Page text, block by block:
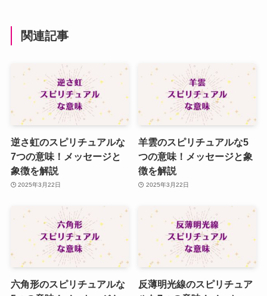
関連記事
逆さ虹のスピリチュアルな
7つの意味！メッセージと
象徴を解説
2025年3月22日
羊雲のスピリチュアルな5
つの意味！メッセージと象
徴を解説
2025年3月22日
六角形のスピリチュアルな
反薄明光線のスピリチュア